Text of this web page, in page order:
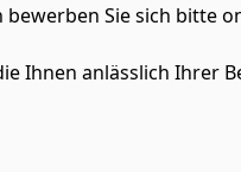
Sie sich bitte
Ihnen anlässlich Ihrer